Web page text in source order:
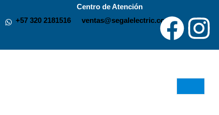
al
Centro de Atención
+57 320 2181516
ventas@segalelectric.com F
a
c
e
I
n
s
t